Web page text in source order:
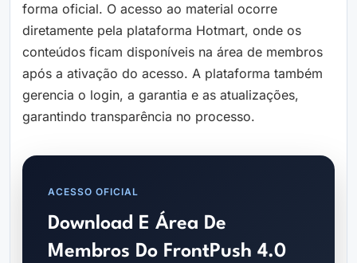
forma oficial. O acesso ao material ocorre
diretamente pela plataforma Hotmart, onde os
conteúdos ficam disponíveis na área de membros
após a ativação do acesso. A plataforma também
gerencia o login, a garantia e as atualizações,
garantindo transparência no processo.
ACESSO OFICIAL
Download E Área De
Membros Do FrontPush 4.0